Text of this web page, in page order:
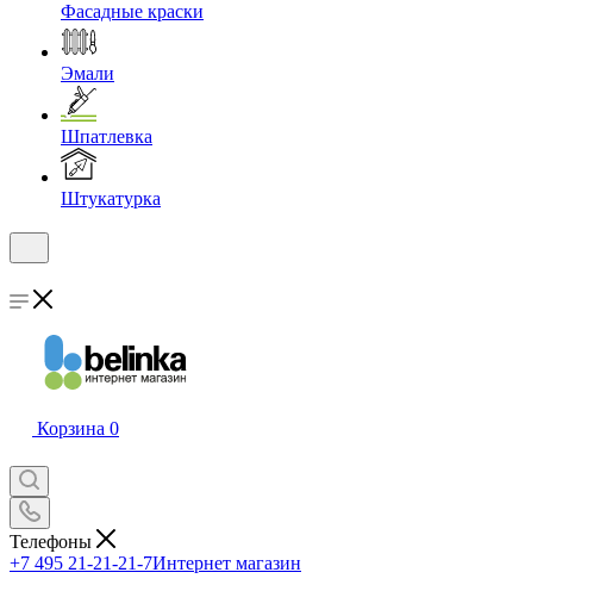
Фасадные краски
Эмали
Шпатлевка
Штукатурка
Корзина 0
Телефоны
+7 495 21-21-21-7Интернет магазин